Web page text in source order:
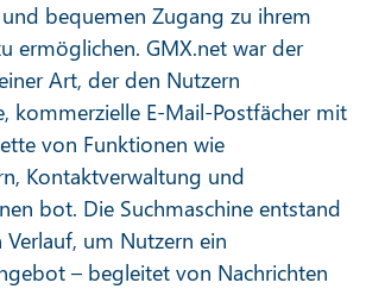
bequemen Zugang zu ihrem
ermöglichen. GMX.net war der
Art, der den Nutzern
kommerzielle E-Mail-Postfächer mit
von Funktionen wie
Kontaktverwaltung und
bot. Die Suchmaschine entstand
um Nutzern ein
– begleitet von Nachrichten